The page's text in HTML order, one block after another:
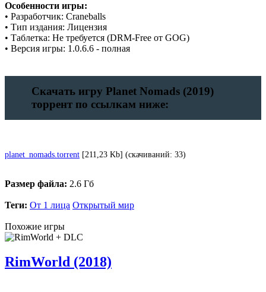
Особенности игры:
• Разработчик: Craneballs
• Тип издания: Лицензия
• Таблетка: Не требуется (DRM-Free от GOG)
• Версия игры: 1.0.6.6 - полная
Скачать игру Planet Nomads (2019)
торрент по ссылкам ниже:
planet_nomads.torrent [211,23 Kb] (cкачиваний: 33)
Размер файла: 2.6 Гб
Теги: От 1 лица Открытый мир
Похожие игры
RimWorld (2018)